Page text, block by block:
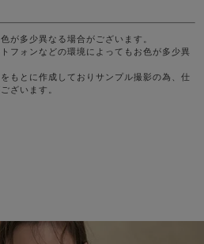
が多少異なる場合がございます。
フォンなどの環境によってもお色が多少異
もとに作成しておりサンプル撮影の為、仕
ざいます。